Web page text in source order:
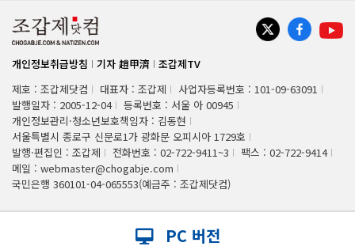
개인정보취급방침 기자 趙甲濟
조갑제TV
제호 : 조갑제닷컴
대표자 : 조갑제
사업자등록번호 : 101-09-63091
발행일자 : 2005-12-04
등록번호 : 서울 아 00945
개인정보관리·청소년보호책임자 : 김동현
서울특별시 종로구 신문로1가 광화문 오피시아 1729호
발행·편집인 : 조갑제
전화번호 : 02-722-9411~3
팩스 : 02-722-9414
메일 : webmaster@chogabje.com
국민은행 360101-04-065553(예금주 : 조갑제닷컴)
PC 버전